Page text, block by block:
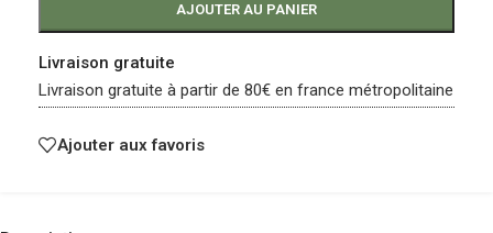
AJOUTER AU PANIER
Livraison gratuite
Livraison gratuite à partir de 80€ en france métropolitaine
Ajouter aux favoris